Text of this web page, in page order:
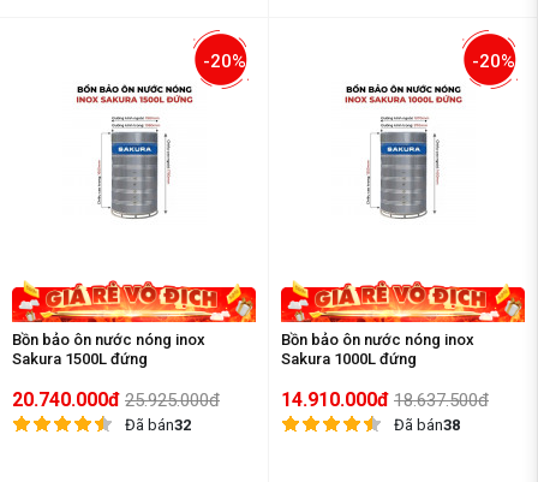
-20%
Bồn bảo ôn nước nóng inox
Sakura 1500L đứng
20.740.000đ 25.925.000đ
Đã bán32
-20%
Bồn bảo ôn nước nóng inox
Sakura 1000L đứng
14.910.000đ 18.637.500đ
Đã bán38